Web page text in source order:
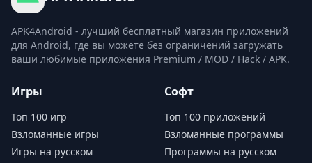
APK4Android - лучший бесплатный магазин приложений
для Android, где вы можете без ограничений загружать
ваши любимые приложения Premium / MOD / Hack / APK.
Игры
Топ 100 игр
Взломанные игры
Игры на русском
Софт
Топ 100 приложений
Взломанные программы
Программы на русском